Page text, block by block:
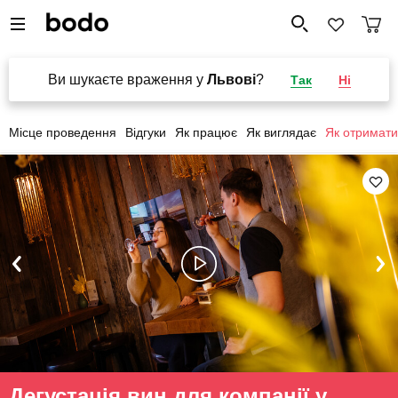
Ви шукаєте враження у Львові? Так Ні
Місце проведення Відгуки Як працює Як виглядає Як отримати